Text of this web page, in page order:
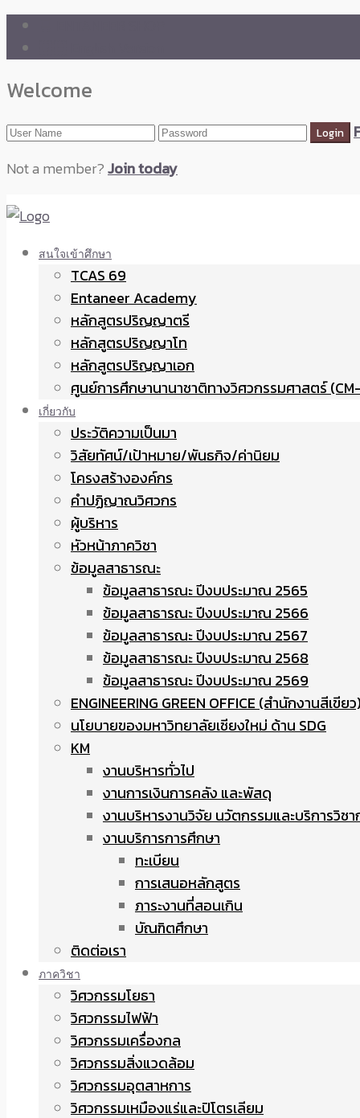
Welcome
Not a member?Join today
สนใจเข้าศึกษา
TCAS 69
Entaneer Academy
หลักสูตรปริญญาตรี
หลักสูตรปริญญาโท
หลักสูตรปริญญาเอก
ศูนย์การศึกษานานาชาติทางวิศวกรรมศาสตร์
เกี่ยวกับ
ประวัติความเป็นมา
วิสัยทัศน์/เป้าหมาย/พันธกิจ/ค่านิยม
โครงสร้างองค์กร
คำปฏิญาณวิศวกร
ผู้บริหาร
หัวหน้าภาควิชา
ข้อมูลสาธารณะ
ข้อมูลสาธารณะ ปีงบประมาณ 2565
ข้อมูลสาธารณะ ปีงบประมาณ 2566
ข้อมูลสาธารณะ ปีงบประมาณ 2567
ข้อมูลสาธารณะ ปีงบประมาณ 2568
ข้อมูลสาธารณะ ปีงบประมาณ 2569
ENGINEERING GREEN OFFICE (สำนักงานสีเขีย
นโยบายของมหาวิทยาลัยเชียงใหม่ ด้าน SDG
KM
งานบริหารทั่วไป
งานการเงินการคลัง และพัสดุ
งานบริหารงานวิจัย นวัตกรรมและบริการวิชา
งานบริการการศึกษา
ทะเบียน
การเสนอหลักสูตร
ภาระงานที่สอนเกิน
บัณฑิตศึกษา
ติดต่อเรา
ภาควิชา
วิศวกรรมโยธา
วิศวกรรมไฟฟ้า
วิศวกรรมเครื่องกล
วิศวกรรมสิ่งแวดล้อม
วิศวกรรมอุตสาหการ
วิศวกรรมเหมืองแร่และปิโตรเลียม